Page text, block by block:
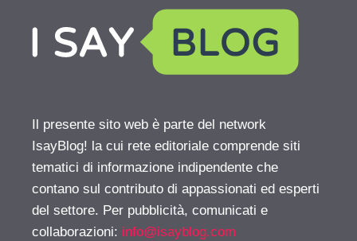
Il presente sito web è parte del network
IsayBlog! la cui rete editoriale comprende siti
tematici di informazione indipendente che
contano sul contributo di appassionati ed esperti
del settore. Per pubblicità, comunicati e
collaborazioni: info@isayblog.com